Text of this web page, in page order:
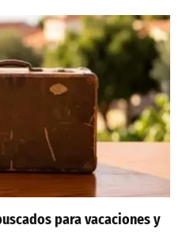
para vacaciones y